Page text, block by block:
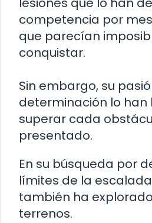
competencia por
que parecían
conquistar.
Sin embargo, su
determinación lo han
superar cada
presentado.
En su búsqueda por
límites de la
también ha
terrenos.